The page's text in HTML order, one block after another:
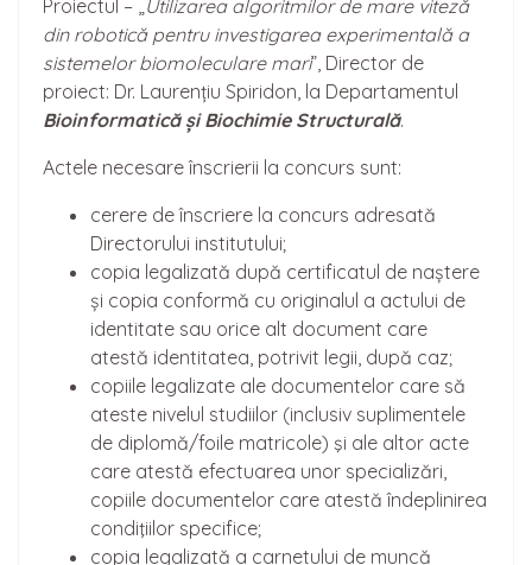
Proiectul – „Utilizarea algoritmilor de mare viteză
din robotică pentru investigarea experimentală a
sistemelor biomoleculare mari”, Director de
proiect: Dr. Laurențiu Spiridon, la Departamentul
Bioinformatică și Biochimie Structurală.
Actele necesare înscrierii la concurs sunt:
cerere de înscriere la concurs adresată
Directorului institutului;
copia legalizată după certificatul de naștere
și copia conformă cu originalul a actului de
identitate sau orice alt document care
atestă identitatea, potrivit legii, după caz;
copiile legalizate ale documentelor care să
ateste nivelul studiilor (inclusiv suplimentele
de diplomă/foile matricole) şi ale altor acte
care atestă efectuarea unor specializări,
copiile documentelor care atestă îndeplinirea
condiţiilor specifice;
copia legalizată a carnetului de muncă